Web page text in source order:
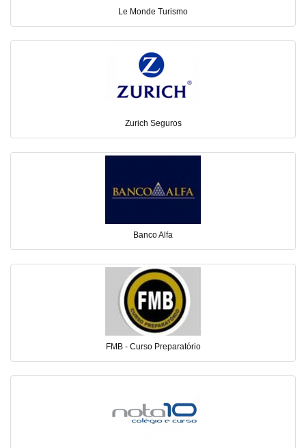
Le Monde Turismo
Zurich Seguros
Banco Alfa
FMB - Curso Preparatório